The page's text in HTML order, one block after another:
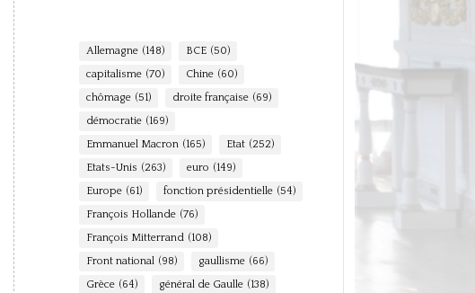
Allemagne (148) BCE (50)
capitalisme (70) Chine (60)
chômage (51) droite française (69)
démocratie (169)
Emmanuel Macron (165) Etat (252)
Etats-Unis (263) euro (149)
Europe (61) fonction présidentielle (54)
François Hollande (76)
François Mitterrand (108)
Front national (98) gaullisme (66)
Grèce (64) général de Gaulle (138)